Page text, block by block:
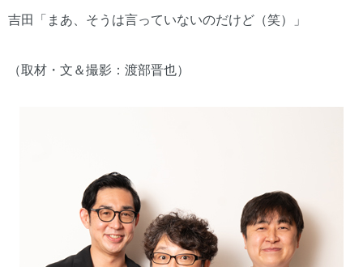
吉田「まあ、そうは言っていないのだけど（笑）」
（取材・文＆撮影：渡部晋也）